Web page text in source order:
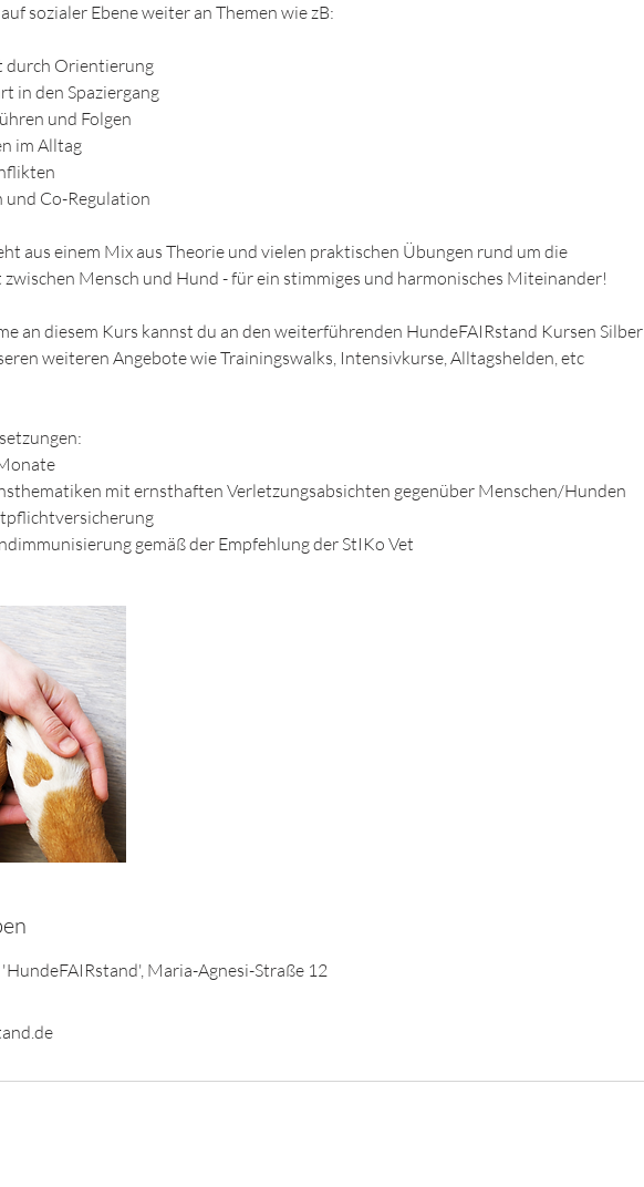
sozialer Ebene weiter an Themen wie zB:
durch Orientierung
in den Spaziergang
und Folgen
im Alltag
und Co-Regulation
aus einem Mix aus Theorie und vielen praktischen Übungen rund um die
zwischen Mensch und Hund - für ein stimmiges und harmonisches Miteinander!
an diesem Kurs kannst du an den weiterführenden HundeFAIRstand Kursen Silber
weiteren Angebote wie Trainingswalks, Intensivkurse, Alltagshelden, etc
mit ernsthaften Verletzungsabsichten gegenüber Menschen/Hunden
gemäß der Empfehlung der StIKo Vet
Maria-Agnesi-Straße 12